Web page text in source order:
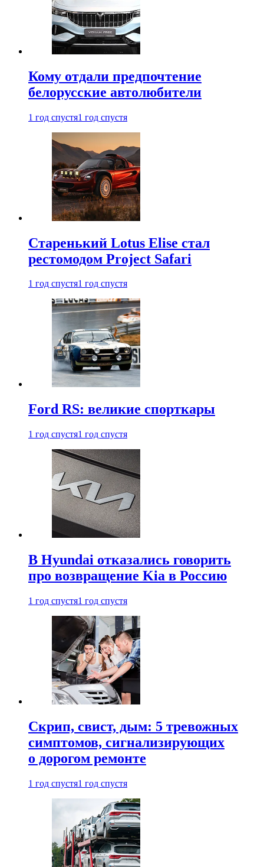
Кому отдали предпочтение
белорусские автолюбители
1 год спустя1 год спустя
Старенький Lotus Elise стал
рестомодом Project Safari
1 год спустя1 год спустя
Ford RS: великие спорткары
1 год спустя1 год спустя
В Hyundai отказались говорить
про возвращение Kia в Россию
1 год спустя1 год спустя
Скрип, свист, дым: 5 тревожных
симптомов, сигнализирующих
о дорогом ремонте
1 год спустя1 год спустя